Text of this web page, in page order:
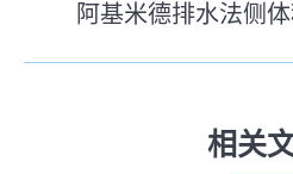
的
文
未
来
文
章
阿基米德排水法侧
相关